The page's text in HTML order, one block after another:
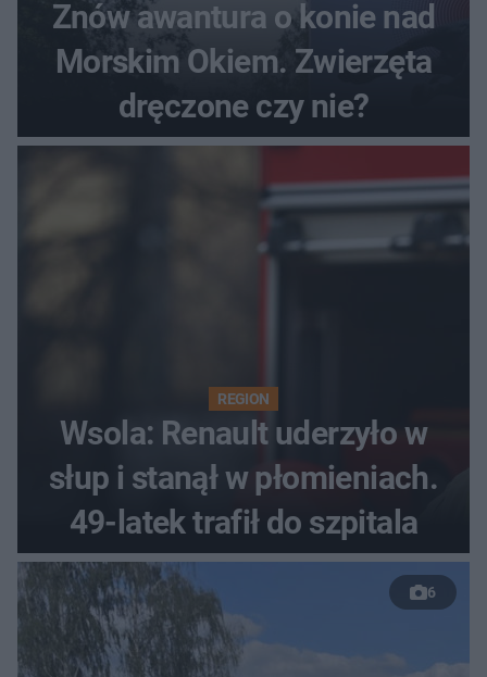
Znów awantura o konie nad
Morskim Okiem. Zwierzęta
dręczone czy nie?
REGION
Wsola: Renault uderzyło w
słup i stanął w płomieniach.
49-latek trafił do szpitala
6